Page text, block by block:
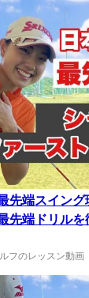
先端スイン
先端ドリル
フのレッスン動画